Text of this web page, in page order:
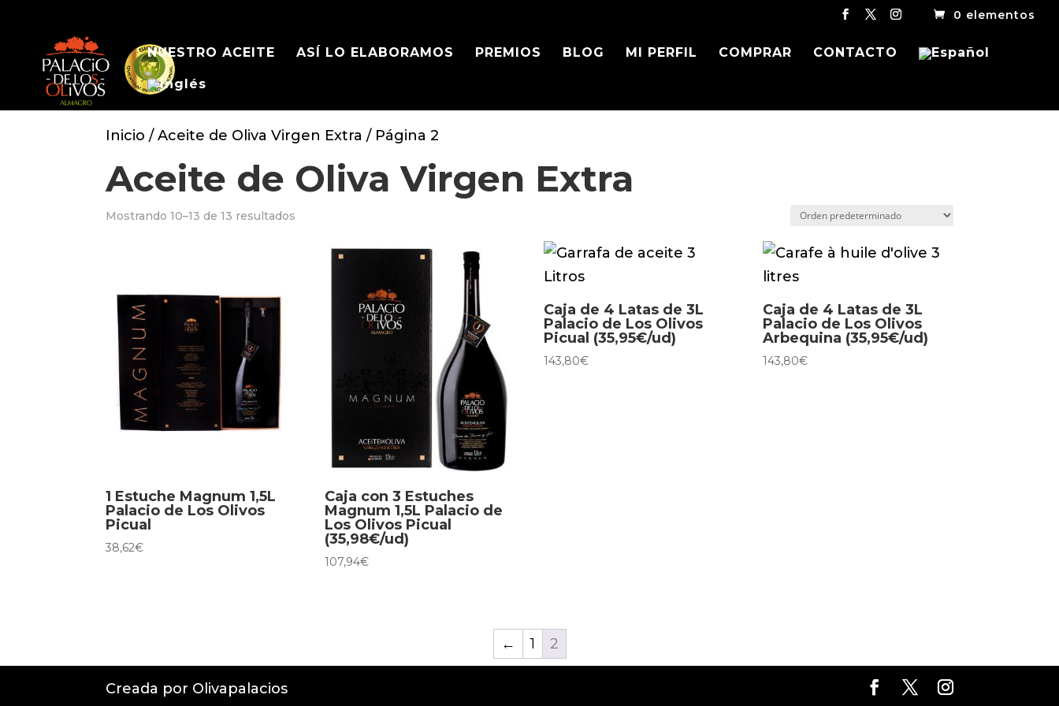
0 elementos
NUESTRO ACEITE ASÍ LO ELABORAMOS PREMIOS BLOG MI PERFIL COMPRAR CONTACTO
Inicio /Aceite de Oliva Virgen Extra / Página 2
Aceite de Oliva Virgen Extra
Mostrando 10–13 de 13 resultados
1 Estuche Magnum 1,5L
Palacio de Los Olivos
Picual
38,62€
Caja con 3 Estuches
Magnum 1,5L Palacio de
Los Olivos Picual
(35,98€/ud)
107,94€
Caja de 4 Latas de 3L
Palacio de Los Olivos
Picual (35,95€/ud)
143,80€
Caja de 4 Latas de 3L
Palacio de Los Olivos
Arbequina (35,95€/ud)
143,80€
← 1 2
Creada por Olivapalacios